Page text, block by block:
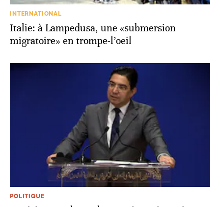
INTERNATIONAL
Italie: à Lampedusa, une «submersion
migratoire» en trompe-l’oeil
POLITIQUE